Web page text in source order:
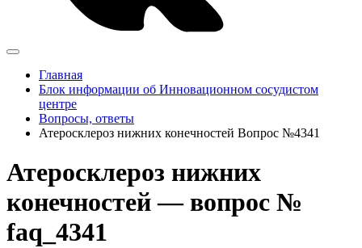
Главная
Блок информации об Инновационном сосудистом
центре
Вопросы, ответы
Атеросклероз нижних конечностей Вопрос №4341
Атеросклероз нижних
конечностей — вопрос №
faq_4341